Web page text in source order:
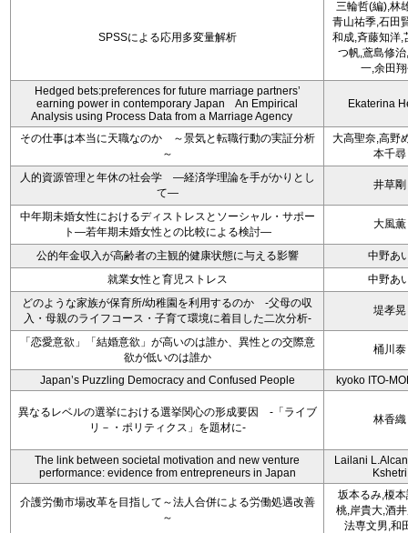
SPSSによる応用多変量解析
三輪哲(編),林
青山祐季,石田
和成,斉藤知洋,
つ帆,鳶島修
一,余田
Hedged bets:preferences for future marriage partners’
earning power in contemporary Japan An Empirical
Analysis using Process Data from a Marriage Agency
Ekaterina
その仕事は本当に天職なのか ～景気と転職行動の実証分析
～
大高聖奈,高野
本千尋
人的資源管理と年休の社会学 ―経済学理論を手がかりとし
て―
井草剛
中年期未婚女性におけるディストレスとソーシャル・サポー
ト―若年期未婚女性との比較による検討―
大風薫
公的年金収入が高齢者の主観的健康状態に与える影響
中野あ
就業女性と育児ストレス
中野あ
どのような家族が保育所/幼稚園を利用するのか -父母の収
入・母親のライフコース・子育て環境に着目した二次分析-
堤孝晃
「恋愛意欲」「結婚意欲」が高いのは誰か、異性との交際意
欲が低いのは誰か
桶川泰
Japan’s Puzzling Democracy and Confused People kyoko ITO-
異なるレベルの選挙における選挙関心の形成要因 -「ライブ
リ－・ポリティクス」を題材に-
林香織
The link between societal motivation and new venture
performance: evidence from entrepreneurs in Japan
Lailani
Kshetri
介護労働市場改革を目指して～法人合併による労働処遇改善
～
坂本るみ,榎
桃,岸貴大,酒
法専文男,和